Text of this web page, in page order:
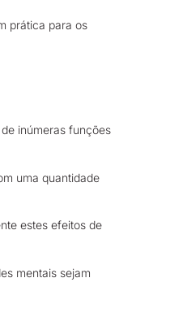
prática para os
inúmeras funções
uma quantidade
estes efeitos de
mentais sejam